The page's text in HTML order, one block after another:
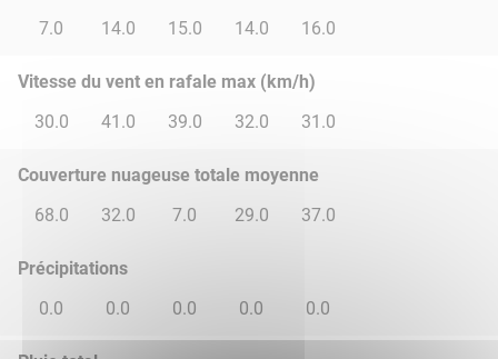
7.0
14.0 15.0 14.0 16.0
Vitesse du vent en rafale max (km/h)
30.0
41.0 39.0 32.0 31.0
Couverture nuageuse totale moyenne
68.0
32.0 7.0 29.0 37.0
Précipitations
0.0
0.0 0.0 0.0 0.0